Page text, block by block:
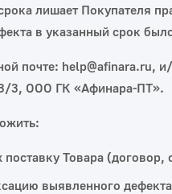
лишает Покупателя
в указанный срок
почте:
3, ООО ГК «Афинара‑ПТ».
Товара
выявленного